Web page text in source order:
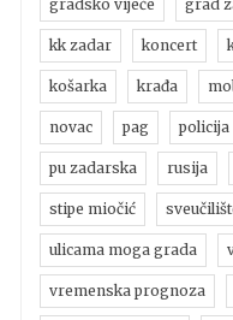
gradsko vijeće grad
kk zadar koncert
košarka krađa
novac pag policija
pu zadarska rusija
stipe miočić
ulicama moga grada
vremenska prognoza